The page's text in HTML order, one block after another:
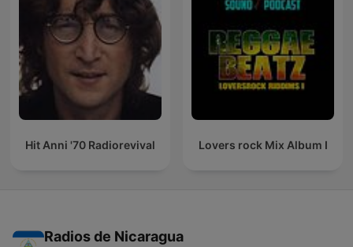
Hit Anni '70 Radiorevival Lovers rock Mix Album I
Radios de Nicaragua